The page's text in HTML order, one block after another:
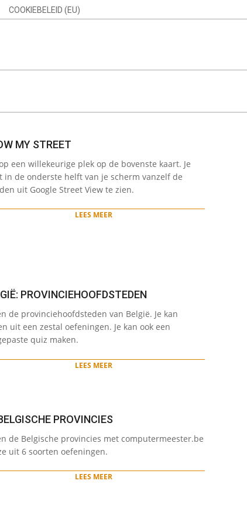
COOKIEBELEID (EU)
MY STREET
een willekeurige plek op de bovenste kaart. Je
in de onderste helft van je scherm vanzelf de
uit Google Street View te zien.
LEES MEER
PROVINCIEHOOFDSTEDEN
de provinciehoofdsteden van België. Je kan
uit een zestal oefeningen. Je kan ook een
quiz maken.
LEES MEER
PROVINCIES
de Belgische provincies met computermeester.be
uit 6 soorten oefeningen.
LEES MEER